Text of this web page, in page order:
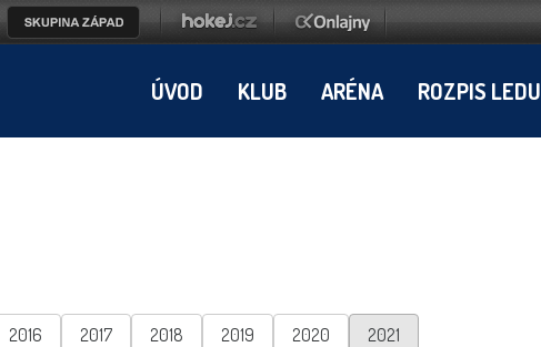
ÚVOD KLUB ARÉNA ROZPIS LEDU
2016 2017 2018 2019 2020
2021